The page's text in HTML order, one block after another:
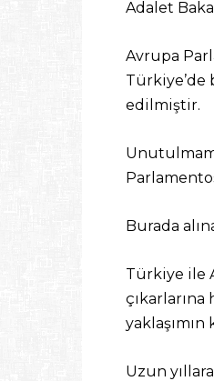
Adalet
Avrupa
Türkiye’de
edilmiştir.
Burada
Türkiye ile
Uzun